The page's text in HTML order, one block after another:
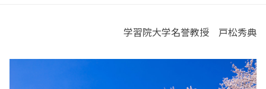
学習院大学名誉教授 戸松秀典